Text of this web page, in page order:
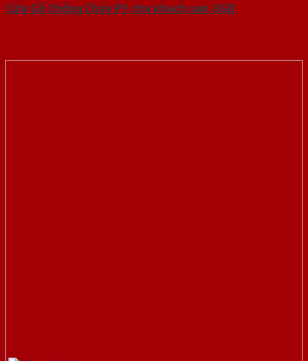
Cửa Gỗ Chống Cháy P1 cho khach san-SGD